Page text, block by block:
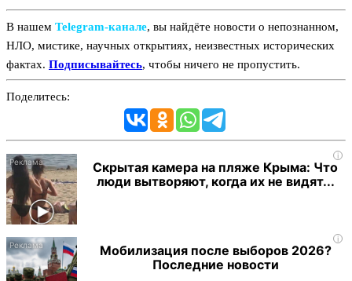
В нашем Telegram‑канале, вы найдёте новости о непознанном,
НЛО, мистике, научных открытиях, неизвестных исторических
фактах. Подписывайтесь, чтобы ничего не пропустить.
Поделитесь:
i
Скрытая камера на пляже Крыма: Что
люди вытворяют, когда их не видят...
i
Мобилизация после выборов 2026?
Последние новости